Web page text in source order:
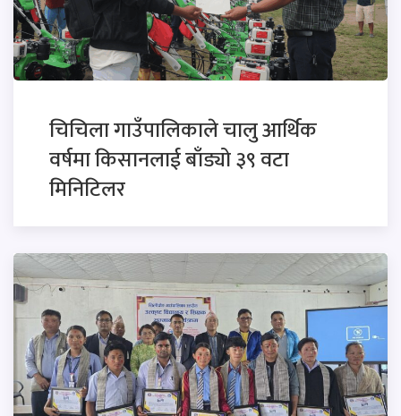
चिचिला गाउँपालिकाले चालु आर्थिक
वर्षमा किसानलाई बाँड्यो ३९ वटा
मिनिटिलर